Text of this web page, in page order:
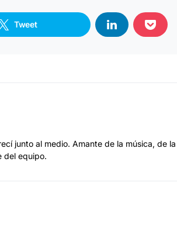
Tweet
junto al medio. Amante de la música, de la
del equipo.